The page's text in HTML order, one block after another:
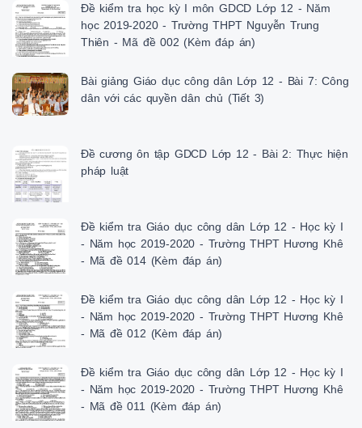
Đề kiểm tra học kỳ I môn GDCD Lớp 12 - Năm
học 2019-2020 - Trường THPT Nguyễn Trung
Thiên - Mã đề 002 (Kèm đáp án)
Bài giảng Giáo dục công dân Lớp 12 - Bài 7: Công
dân với các quyền dân chủ (Tiết 3)
Đề cương ôn tập GDCD Lớp 12 - Bài 2: Thực hiện
pháp luật
Đề kiểm tra Giáo dục công dân Lớp 12 - Học kỳ I
- Năm học 2019-2020 - Trường THPT Hương Khê
- Mã đề 014 (Kèm đáp án)
Đề kiểm tra Giáo dục công dân Lớp 12 - Học kỳ I
- Năm học 2019-2020 - Trường THPT Hương Khê
- Mã đề 012 (Kèm đáp án)
Đề kiểm tra Giáo dục công dân Lớp 12 - Học kỳ I
- Năm học 2019-2020 - Trường THPT Hương Khê
- Mã đề 011 (Kèm đáp án)